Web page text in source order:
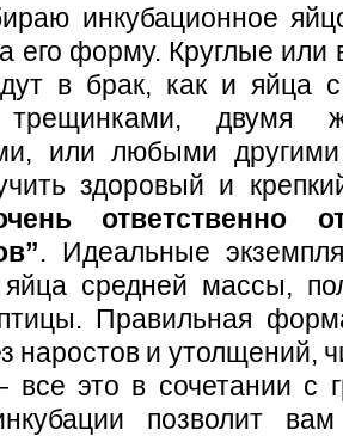
инкубационное
его форму. Круглые или
в брак, как и яйца с
трещинками, двумя
или любыми
здоровый и
ответственно
. Идеальные
средней массы,
Правильная
наростов и утолщений,
все это в сочетании с
позволит